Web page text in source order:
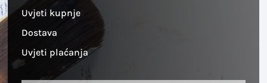
Uvjeti kupnje
Dostava
Uvjeti plaćanja